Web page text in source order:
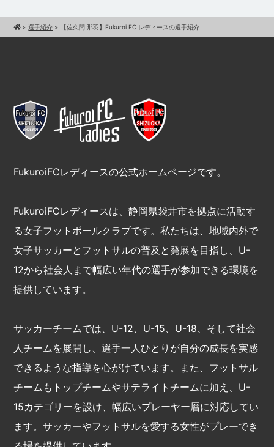
>選手紹介 > 【佐久間 那羽】Fukuroi FC レディースの選手紹介
FukuroiFCレディースの公式ホームページです。
FukuroiFCレディースは、静岡県袋井市を拠点に活動す
る女子フットボールクラブです。私たちは、地域内外で
女子サッカーとフットサルの普及と発展を目指し、U-
12から社会人まで幅広い年代の選手が参加できる環境を
提供しています。
サッカーチームでは、U-12、U-15、U-18、そして社会
人チームを展開し、選手一人ひとりが自分の成長を実感
できるような指導を心がけています。また、フットサル
チームもトップチームやサテライトチームに加え、U-
15カテゴリーを設け、幅広いプレーヤー層に対応してい
ます。サッカーやフットサルを愛する女性がプレーでき